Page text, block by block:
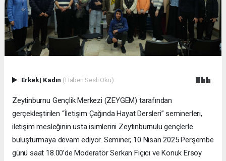
Erkek| Kadın (Haberi Sesli Oku)
Zeytinburnu Gençlik Merkezi (ZEYGEM) tarafından
gerçekleştirilen “İletişim Çağında Hayat Dersleri” seminerleri,
iletişim mesleğinin usta isimlerini Zeytinburnulu gençlerle
buluşturmaya devam ediyor. Seminer, 10 Nisan 2025 Perşembe
günü saat 18.00’de Moderatör Serkan Fıçıcı ve Konuk Ersoy